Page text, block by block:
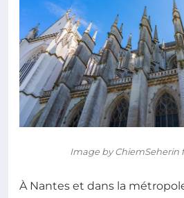
Image by ChiemSeherin
À Nantes et dans la